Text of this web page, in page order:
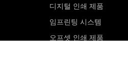
디지털 인쇄 제품
임프린팅 시스템
오프셋 인쇄 제품